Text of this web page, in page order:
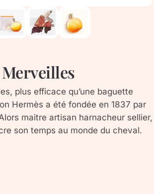
plus efficace qu’une baguette
Hermès a été fondée en 1837 par
maitre artisan harnacheur sellier,
son temps au monde du cheval.